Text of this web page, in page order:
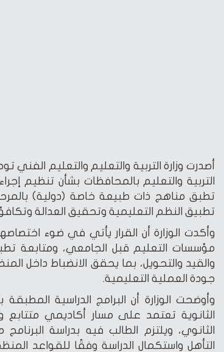
أصدرت وزارة التربية والتعليم والتعليم
التربية والتعليم بالمحافظات بشأن تنظيم
تطبق مناهج ذات طبيعة خاصة (دولية)
تطبيق النظم التعليمية وتحقيق العدالة
وأكدت الوزارة أن القرار يأتي في ضوء
مؤسسات التعليم قبل الجامعي، ومتابعة
والقيد والتحويل، بما يحقق الانضباط داخل
جودة العملية التعليمية.
وأوضحت الوزارة أن البرامج الدراسية
الثانوية تعتمد على مسار أكاديمي متتابع
الثانوي، ويلتزم الطالب فيه بدراسة
التأهل واستكمال الدراسة وفقًا للقواعد